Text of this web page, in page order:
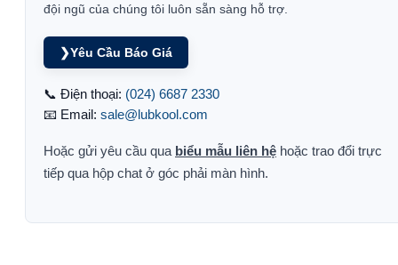
đội ngũ của chúng tôi luôn sẵn sàng hỗ trợ.
❯Yêu Cầu Báo Giá
📞 Điện thoại: (024) 6687 2330
📧 Email: sale@lubkool.com
Hoặc gửi yêu cầu qua biểu mẫu liên hệ hoặc trao đổi trực
tiếp qua hộp chat ở góc phải màn hình.